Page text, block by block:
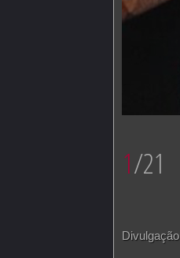
1/21
Divulgação